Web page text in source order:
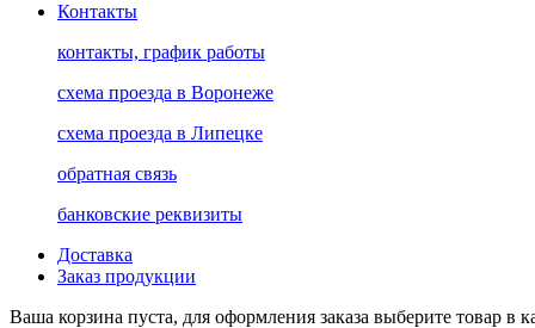
Контакты
контакты, график работы
схема проезда в Воронеже
схема проезда в Липецке
обратная связь
банковские реквизиты
Доставка
Заказ продукции
Ваша корзина пуста, для оформления заказа выберите товар в